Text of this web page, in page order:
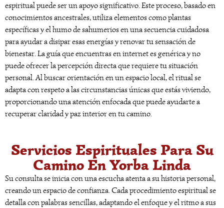
espiritual puede ser un apoyo significativo. Este proceso, basado en
conocimientos ancestrales, utiliza elementos como plantas
específicas y el humo de sahumerios en una secuencia cuidadosa
para ayudar a disipar esas energías y renovar tu sensación de
bienestar. La guía que encuentras en internet es genérica y no
puede ofrecer la percepción directa que requiere tu situación
personal. Al buscar orientación en un espacio local, el ritual se
adapta con respeto a las circunstancias únicas que estás viviendo,
proporcionando una atención enfocada que puede ayudarte a
recuperar claridad y paz interior en tu camino.
Servicios Espirituales Para Su
Camino En Yorba Linda
Su consulta se inicia con una escucha atenta a su historia personal,
creando un espacio de confianza. Cada procedimiento espiritual se
detalla con palabras sencillas, adaptando el enfoque y el ritmo a sus